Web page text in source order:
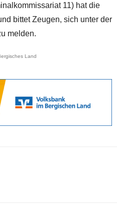
11) hat die
bittet Zeugen, sich unter der
melden.
Land